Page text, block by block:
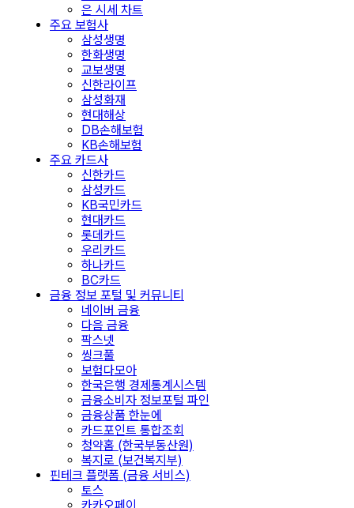
은 시세 차트
주요 보험사
삼성생명
한화생명
교보생명
신한라이프
삼성화재
현대해상
DB손해보험
KB손해보험
주요 카드사
신한카드
삼성카드
KB국민카드
현대카드
롯데카드
우리카드
하나카드
BC카드
금융 정보 포털 및 커뮤니티
네이버 금융
다음 금융
팍스넷
씽크풀
보험다모아
한국은행 경제통계시스템
금융소비자 정보포털 파인
금융상품 한눈에
카드포인트 통합조회
청약홈 (한국부동산원)
복지로 (보건복지부)
핀테크 플랫폼 (금융 서비스)
토스